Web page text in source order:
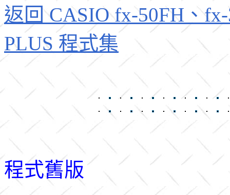
返回 CASIO fx-50FH、
PLUS 程式集
程式舊版